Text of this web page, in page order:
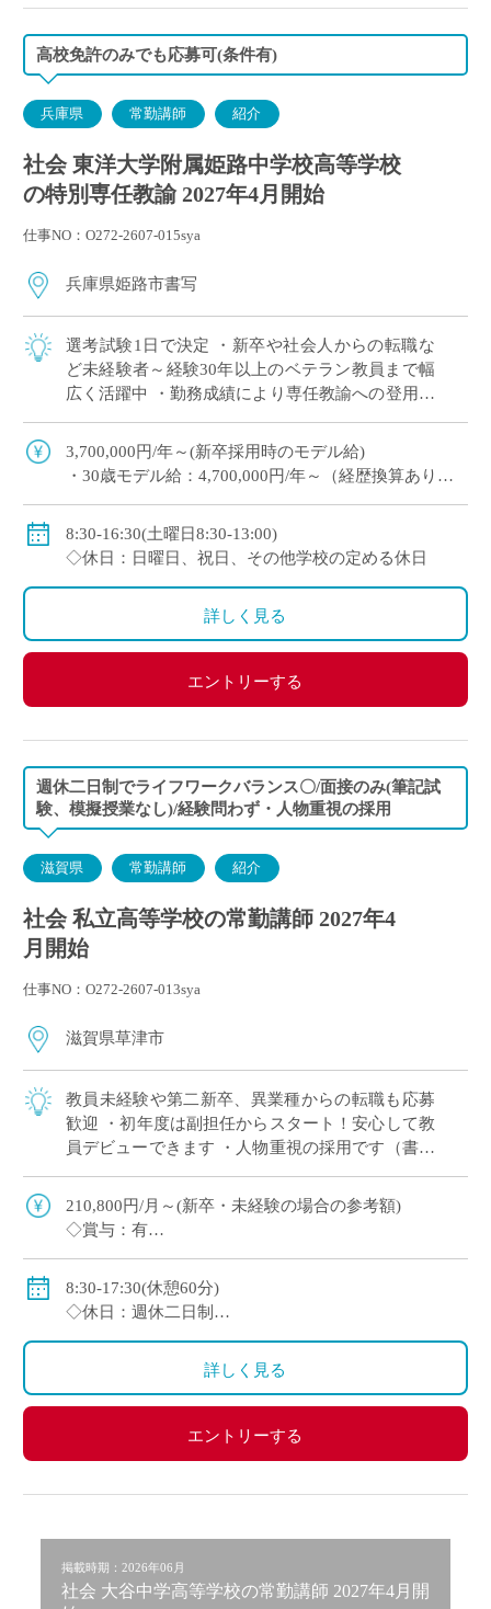
高校免許のみでも応募可(条件有)
兵庫県 常勤講師 紹介
社会 東洋大学附属姫路中学校高等学校
の特別専任教諭 2027年4月開始
仕事NO：O272-2607-015sya
兵庫県姫路市書写
選考試験1日で決定 ・新卒や社会人からの転職な
ど未経験者～経験30年以上のベテラン教員まで幅
広く活躍中 ・勤務成績により専任教諭への登用あ
流にも注力 ※高校免許 […]
3,700,000円/年～(新卒採用時のモデル給)
・30歳モデル給：4,700,000円/年～（経歴換算あり）
※上記以外に補習手当、特殊業務手当、通勤手当、入
試手当、クラブ活動手当を支給
◇保険：私学共済、雇用保険、労災保険
8:30-16:30(土曜日8:30-13:00)
◇休日：日曜日、祝日、その他学校の定める休日
詳しく見る
エントリーする
週休二日制でライフワークバランス〇/面接のみ(筆記試
験、模擬授業なし)/経験問わず・人物重視の採用
滋賀県 常勤講師 紹介
社会 私立高等学校の常勤講師 2027年4
月開始
仕事NO：O272-2607-013sya
滋賀県草津市
教員未経験や第二新卒、異業種からの転職も応募
歓迎 ・初年度は副担任からスタート！安心して教
員デビューできます ・人物重視の採用です（書類
曜日＋日曜、祝日休み） ・2～3年後を […]
210,800円/月～(新卒・未経験の場合の参考額)
◇賞与：有
◇保険：私学共済、雇用保険、労災保険
8:30-17:30(休憩60分)
◇休日：週休二日制
日曜日、祝日、その他学校スケジュールによる
詳しく見る
エントリーする
掲載時期：2026年06月
社会 大谷中学高等学校の常勤講師 2027年4月開